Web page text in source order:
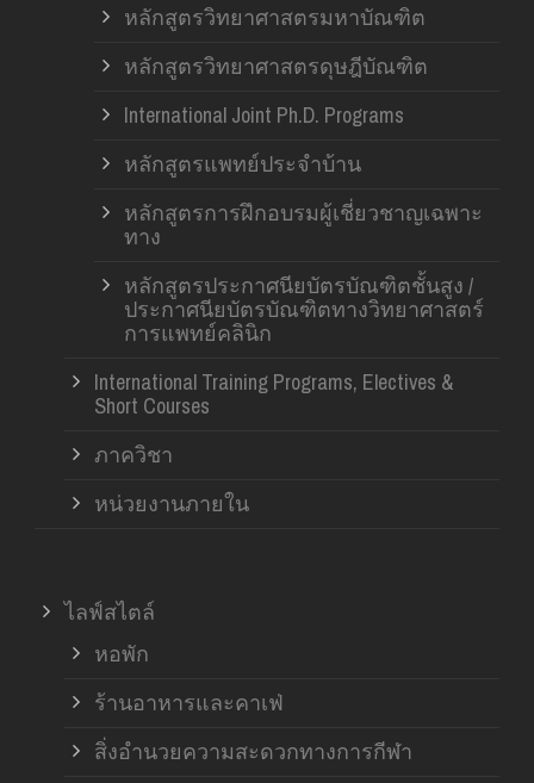
หลักสูตรวิทยาศาสตรมหาบัณฑิต
หลักสูตรวิทยาศาสตรดุษฎีบัณฑิต
International Joint Ph.D. Programs
หลักสูตรแพทย์ประจำบ้าน
หลักสูตรการฝึกอบรมผู้เชี่ยวชาญเฉพาะ
ทาง
หลักสูตรประกาศนียบัตรบัณฑิตชั้นสูง /
ประกาศนียบัตรบัณฑิตทางวิทยาศาสตร์
การแพทย์คลินิก
International Training Programs, Electives &
Short Courses
ภาควิชา
หน่วยงานภายใน
ไลฟ์สไตล์
หอพัก
ร้านอาหารและคาเฟ่
สิ่งอำนวยความสะดวกทางการกีฬา